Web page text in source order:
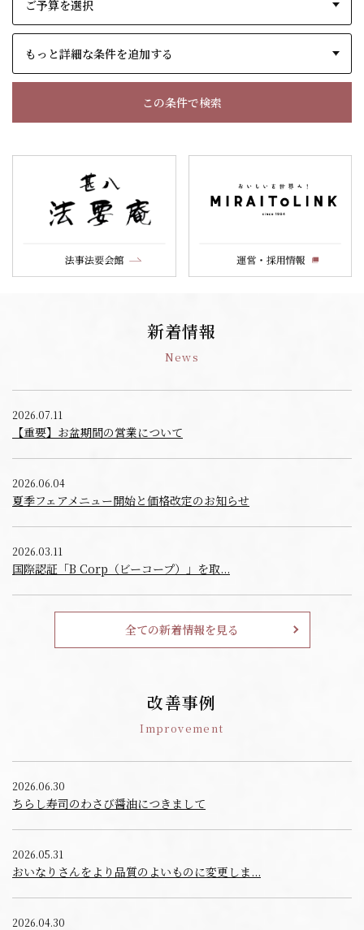
もっと詳細な条件を追加する
この条件で検索
新着情報
News
2026.07.11
【重要】お盆期間の営業について
2026.06.04
夏季フェアメニュー開始と価格改定のお知らせ
2026.03.11
国際認証「B Corp（ビーコープ）」を取...
全ての新着情報を見る
改善事例
Improvement
2026.06.30
ちらし寿司のわさび醤油につきまして
2026.05.31
おいなりさんをより品質のよいものに変更しま...
2026.04.30